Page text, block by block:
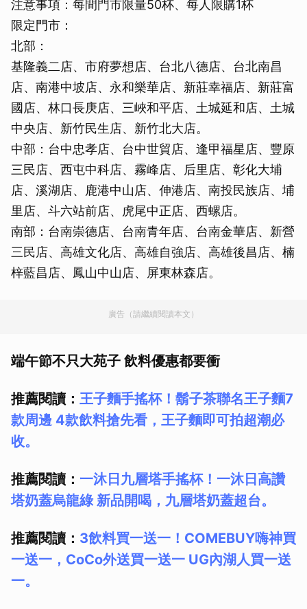
注意事項：每間門市限量50杯、每人限購1杯
限定門市：
北部：
基隆義二店、市府夢想店、台北八德店、台北南昌
店、南港中坡店、永和樂華店、新莊幸福店、新莊富
國店、林口長庚店、三峽和平店、土城延和店、土城
中央店、新竹民生店、新竹北大店。
中部：台中忠孝店、台中世貿店、逢甲福星店、豐原
三民店、西屯中科店、霧峰店、后里店、彰化大埔
店、溪湖店、鹿港中山店、伸港店、南投民族店、埔
里店、斗六站前店、虎尾中正店、西螺店。
南部：台南崇德店、台南青年店、台南金華店、新營
三民店、高雄文化店、高雄自強店、高雄後昌店、楠
梓藍昌店、鳳山中山店、屏東林森店。
廣告（請繼續閱讀本文）
端午節不只大苑子 飲料優惠都要衝
推薦閱讀： 王子麵手搖杯！鬍子茶聯名王子麵7
款周邊 4款飲料搶先看，王子麵即可拍超潮必
收。
推薦閱讀： 一沐日九層塔手搖杯！一沐日高讚
塔奶蓋烏龍綠 新品開喝，九層塔奶蓋超台。
推薦閱讀： 3飲料買一送一！COMEBUY嗨神買
一送一，CoCo外送買一送一 UG內湖人買一送
一。